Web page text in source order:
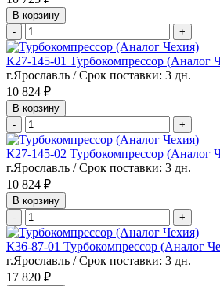
В корзину
-
+
К27-145-01 Турбокомпрессор (Аналог
г.Ярославль / Срок поставки: 3 дн.
10 824 ₽
В корзину
-
+
К27-145-02 Турбокомпрессор (Аналог
г.Ярославль / Срок поставки: 3 дн.
10 824 ₽
В корзину
-
+
К36-87-01 Турбокомпрессор (Аналог
г.Ярославль / Срок поставки: 3 дн.
17 820 ₽